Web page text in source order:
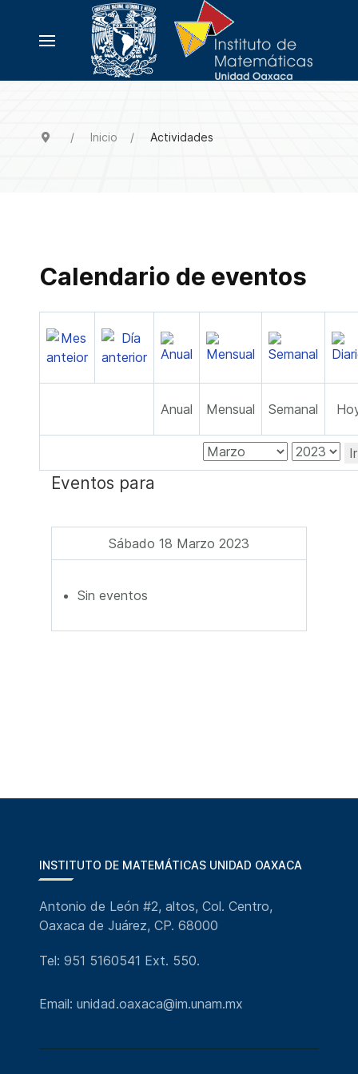
Inicio Actividades
Calendario de eventos
Anual Mensual Semanal
Eventos para
Sábado 18 Marzo 2023
Sin eventos
INSTITUTO DE MATEMÁTICAS UNIDAD OAXACA
Antonio de León #2, altos, Col. Centro,
Oaxaca de Juárez, CP. 68000
Tel: 951 5160541 Ext. 550.
Email: unidad.oaxaca@im.unam.mx